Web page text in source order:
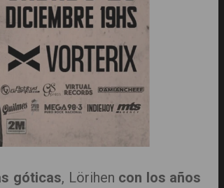
góticas, Lörihen con los años